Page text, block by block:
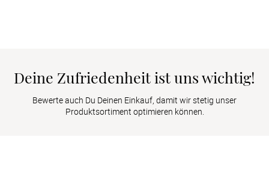
Deine Zufriedenheit ist uns wichtig!
Bewerte auch Du Deinen Einkauf, damit wir stetig unser
Produktsortiment optimieren können.